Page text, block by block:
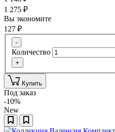
1 275 ₽
Вы экономите
127 ₽
-
Количество
+
Купить
Под заказ
-10%
New